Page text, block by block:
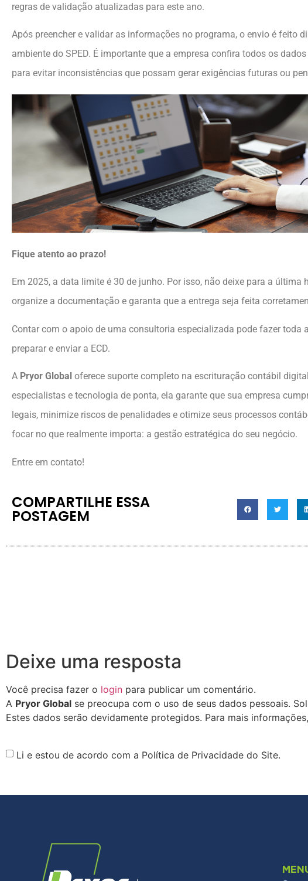
regras de validação atualizadas para este ano.
Após preencher e validar as informações no programa, o envio é feito
ambiente do SPED. É importante que a empresa confira todos os
para evitar inconsistências que possam gerar exigências futuras ou
Fique atento ao prazo!
Em 2025, a data limite é 30 de junho. Por isso, não deixe para a última
organize a documentação e garanta que a entrega seja feita
Contar com o apoio de uma consultoria especializada pode fazer toda
preparar e enviar a ECD.
A Pryor Global oferece suporte completo na escrituração contábil
especialistas e tecnologia de ponta, ela garante que sua empresa
legais, minimize riscos de penalidades e otimize seus processos
focar no que realmente importa: a gestão estratégica do seu negócio.
Entre em contato!
COMPARTILHE ESSA
POSTAGEM
Deixe uma resposta
Você precisa fazer o login para publicar um comentário.
A Pryor Global se preocupa com o uso de seus dados pessoais.
Estes dados serão devidamente protegidos. Para mais
Li e estou de acordo com a Política de Privacidade do Site.